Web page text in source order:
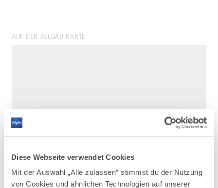
Diese Webseite verwendet Cookies
Mit der Auswahl „Alle zulassen“ stimmst du der Nutzung
von Cookies und ähnlichen Technologien auf unserer
AUF DER ALLGÄU KARTE